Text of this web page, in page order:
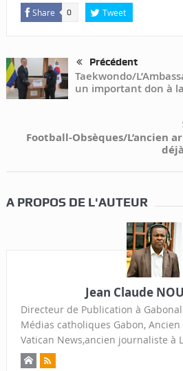
Share 0 Tweet
Précédent
Taekwondo/
un important don à
Football-Obsèques/L’ancien
A PROPOS DE L'AUTEUR
Jean Claude
Directeur de Publication à
Médias catholiques Gabon,
Vatican News,ancien journaliste à